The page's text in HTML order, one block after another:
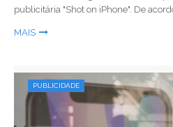
publicitária "Shot on iPhone". De
MAIS
PUBLICIDADE